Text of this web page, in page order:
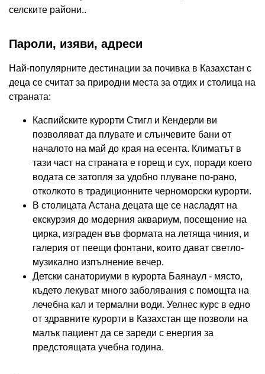
селските райони..
Пароли, изяви, адреси
Най-популярните дестинации за почивка в Казахстан с
деца се считат за природни места за отдих и столица на
страната:
Каспийските курорти Стигл и Кендерли ви
позволяват да плувате и слънчевите бани от
началото на май до края на есента. Климатът в
тази част на страната е горещ и сух, поради което
водата се затопля за удобно плуване по-рано,
отколкото в традиционните черноморски курорти.
В столицата Астана децата ще се насладят на
екскурзия до модерния аквариум, посещение на
цирка, изграден във формата на летяща чиния, и
галерия от пеещи фонтани, които дават светло-
музикално изпълнение вечер.
Детски санаториуми в курорта Баянаул - място,
където лекуват много заболявания с помощта на
лечебна кал и термални води. Уелнес курс в едно
от здравните курорти в Казахстан ще позволи на
малък пациент да се зареди с енергия за
предстоящата учебна година.